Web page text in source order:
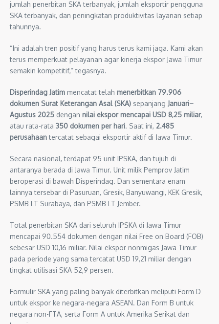
jumlah penerbitan SKA terbanyak, jumlah eksportir pengguna
SKA terbanyak, dan peningkatan produktivitas layanan setiap
tahunnya.
“Ini adalah tren positif yang harus terus kami jaga. Kami akan
terus memperkuat pelayanan agar kinerja ekspor Jawa Timur
semakin kompetitif,” tegasnya.
Disperindag Jatim mencatat telah menerbitkan 79.906
dokumen Surat Keterangan Asal (SKA) sepanjang Januari–
Agustus 2025 dengan nilai ekspor mencapai USD 8,25 miliar,
atau rata-rata 350 dokumen per hari. Saat ini, 2.485
perusahaantercatat sebagai eksportir aktif di Jawa Timur.
Secara nasional, terdapat 95 unit IPSKA, dan tujuh di
antaranya berada di Jawa Timur. Unit milik Pemprov Jatim
beroperasi di bawah Disperindag. Dan sementara enam
lainnya tersebar di Pasuruan, Gresik, Banyuwangi, KEK Gresik,
PSMB LT Surabaya, dan PSMB LT Jember.
Total penerbitan SKA dari seluruh IPSKA di Jawa Timur
mencapai 90.554 dokumen dengan nilai Free on Board (FOB)
sebesar USD 10,16 miliar. Nilai ekspor nonmigas Jawa Timur
pada periode yang sama tercatat USD 19,21 miliar dengan
tingkat utilisasi SKA 52,9 persen.
Formulir SKA yang paling banyak diterbitkan meliputi Form D
untuk ekspor ke negara-negara ASEAN. Dan Form B untuk
negara non-FTA, serta Form A untuk Amerika Serikat dan